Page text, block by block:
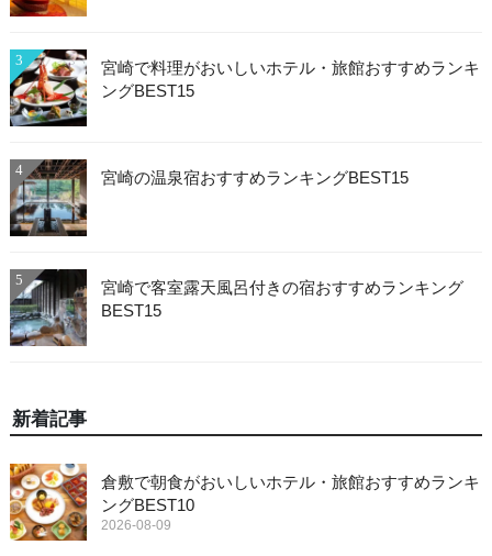
3
宮崎で料理がおいしいホテル・旅館おすすめランキ
ングBEST15
4 宮崎の温泉宿おすすめランキングBEST15
5
宮崎で客室露天風呂付きの宿おすすめランキング
BEST15
新着記事
倉敷で朝食がおいしいホテル・旅館おすすめランキ
ングBEST10
2026-08-09